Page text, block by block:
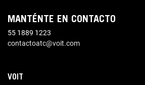
MANTÉNTE EN CONTACTO
55 1889 1223
contactoatc@voit.com
VOIT